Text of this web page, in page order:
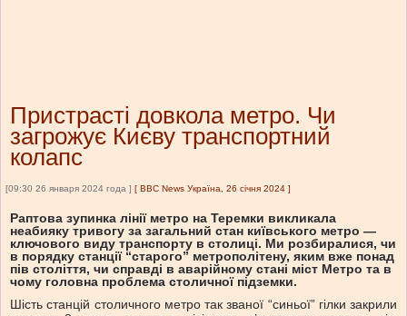
Пристрасті довкола метро. Чи
загрожує Києву транспортний
колапс
[09:30 26 января 2024 года ] [ BBC News Україна, 26 січня 2024 ]
Раптова зупинка лінії метро на Теремки викликала
неабияку тривогу за загальний стан київського метро —
ключового виду транспорту в столиці. Ми розбиралися, чи
в порядку станції “старого” метрополітену, яким вже понад
пів століття, чи справді в аварійному стані міст Метро та в
чому головна проблема столичної підземки.
Шість станцій столичного метро так званої “синьої” гілки закрили